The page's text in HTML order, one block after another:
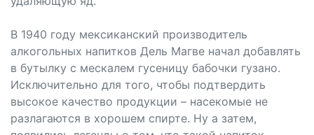
В 1940 году мексиканский производитель
алкогольных напитков Дель Магве начал добавлять
в бутылку с мескалем гусеницу бабочки гузано.
Исключительно для того, чтобы подтвердить
высокое качество продукции – насекомые не
разлагаются в хорошем спирте. Ну а затем,